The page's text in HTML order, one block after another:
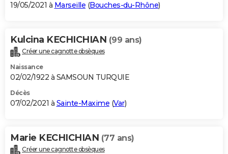
19/05/2021 à Marseille (Bouches-du-Rhône)
Kulcina KECHICHIAN (99 ans)
Créer une cagnotte obsèques
Naissance
02/02/1922 à SAMSOUN TURQUIE
Décès
07/02/2021 à Sainte-Maxime (Var)
Marie KECHICHIAN (77 ans)
Créer une cagnotte obsèques